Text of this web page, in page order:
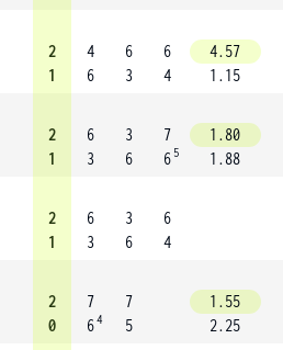
2
1
4
6
6
3
6
4
4.57
1.15
2
1
6
3
3
6
7
6 5
1.80
1.88
2
1
6
3
3
6
6
4
2
0
7
64
7
5
1.55
2.25